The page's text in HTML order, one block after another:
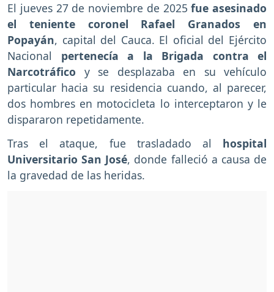
El jueves 27 de noviembre de 2025fue asesinado
el teniente coronel Rafael Granados en
Popayán, capital del Cauca. El oficial del Ejército
Nacional pertenecía a la Brigada contra el
Narcotráfico y se desplazaba en su vehículo
particular hacia su residencia cuando, al parecer,
dos hombres en motocicleta lo interceptaron y le
dispararon repetidamente.
Tras el ataque, fue trasladado al hospital
Universitario San José, donde falleció a causa de
la gravedad de las heridas.